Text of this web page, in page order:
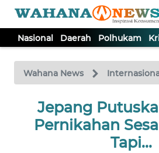
Nasional Daerah Polhukam
Wahana News
Jepang
Pernikahan
Tapi...
TV
Tutup
NASIONAL